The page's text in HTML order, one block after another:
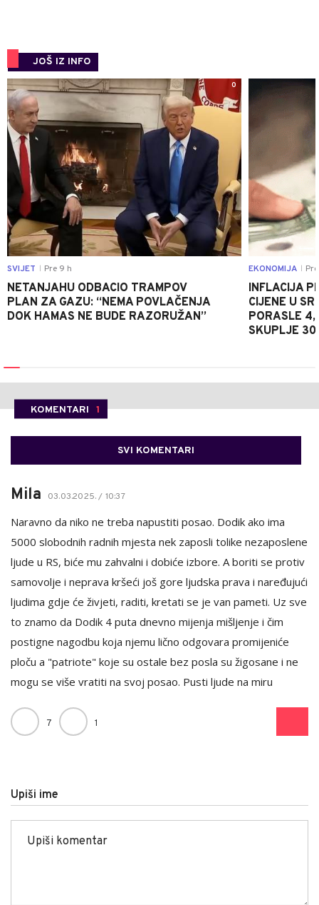
JOŠ IZ INFO
0
SVIJET Pre 9 h
NETANJAHU ODBACIO TRAMPOV
PLAN ZA GAZU: “NEMA POVLAČENJA
DOK HAMAS NE BUDE RAZORUŽAN”
EKONOMIJA
INFLACIJA
CIJENE U
PORASLE
SKUPLJE 30
KOMENTARI 1
SVI KOMENTARI
Mila 03.03.2025. / 10:37
Naravno da niko ne treba napustiti posao. Dodik ako ima
5000 slobodnih radnih mjesta nek zaposli tolike nezaposlene
ljude u RS, biće mu zahvalni i dobiće izbore. A boriti se protiv
samovolje i neprava kršeći još gore ljudska prava i naređujući
ljudima gdje će živjeti, raditi, kretati se je van pameti. Uz sve
to znamo da Dodik 4 puta dnevno mijenja mišljenje i čim
postigne nagodbu koja njemu lično odgovara promijeniće
ploču a "patriote" koje su ostale bez posla su žigosane i ne
mogu se više vratiti na svoj posao. Pusti ljude na miru
7 1
Upiši ime